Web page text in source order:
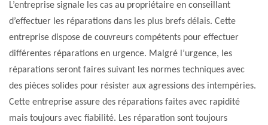
L’entreprise signale les cas au propriétaire en conseillant
d’effectuer les réparations dans les plus brefs délais. Cette
entreprise dispose de couvreurs compétents pour effectuer
différentes réparations en urgence. Malgré l’urgence, les
réparations seront faires suivant les normes techniques avec
des pièces solides pour résister aux agressions des intempéries.
Cette entreprise assure des réparations faites avec rapidité
mais toujours avec fiabilité. Les réparation sont toujours